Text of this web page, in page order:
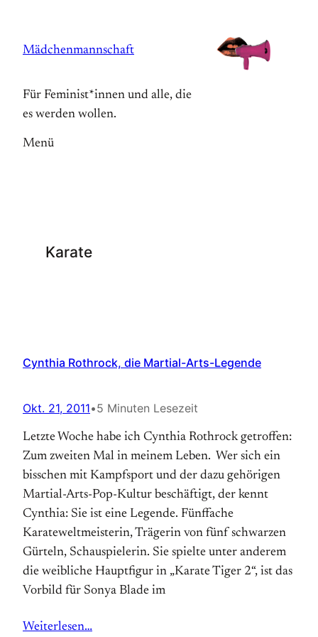
springen
Mädchenmannschaft
Für Feminist*innen und alle, die
es werden wollen.
Menü
Karate
Cynthia Rothrock, die Martial-Arts-Legende
Okt. 21, 2011•5 Minuten Lesezeit
Letzte Woche habe ich Cynthia Rothrock getroffen:
Zum zweiten Mal in meinem Leben. Wer sich ein
bisschen mit Kampfsport und der dazu gehörigen
Martial-Arts-Pop-Kultur beschäftigt, der kennt
Cynthia: Sie ist eine Legende. Fünffache
Karateweltmeisterin, Trägerin von fünf schwarzen
Gürteln, Schauspielerin. Sie spielte unter anderem
die weibliche Hauptfigur in „Karate Tiger 2“, ist das
Vorbild für Sonya Blade im
Weiterlesen…